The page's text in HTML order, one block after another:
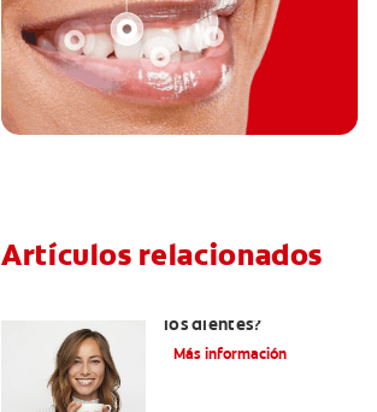
Artículos relacionados
los dientes?
Más información